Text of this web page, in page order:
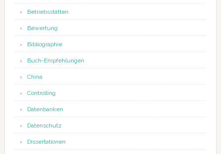
Betriebsstätten
Bewertung
Bibliographie
Buch-Empfehlungen
China
Controlling
Datenbanken
Datenschutz
Dissertationen